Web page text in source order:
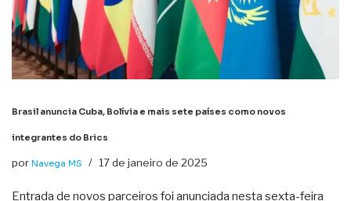
Brasil anuncia Cuba, Bolívia e mais sete países como novos
integrantes do Brics
por Navega MS 17 de janeiro de 2025
Entrada de novos parceiros foi anunciada nesta sexta-feira